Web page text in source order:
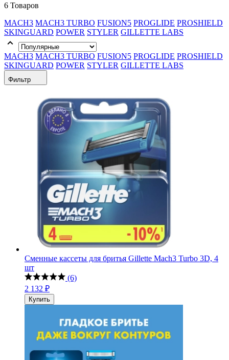
6 Товаров
MACH3 MACH3 TURBO FUSION5 PROGLIDE PROSHIELD
SKINGUARD POWER STYLER GILLETTE LABS
MACH3 MACH3 TURBO FUSION5 PROGLIDE PROSHIELD
SKINGUARD POWER STYLER GILLETTE LABS
Фильтр
Сменные кассеты для бритья Gillette Mach3 Turbo 3D, 4
шт
(6)
2 132 ₽
Купить